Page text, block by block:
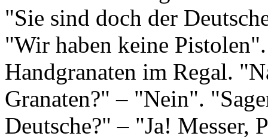
"Sie sind doch der
"Wir haben keine
Handgranaten im Regal.
Granaten?" – "Nein".
Deutsche?" – "Ja!